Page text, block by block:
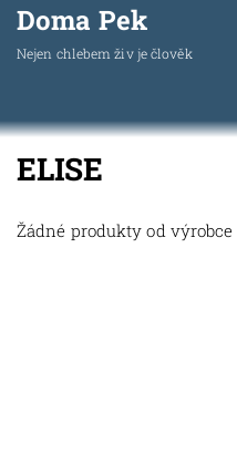
Doma Pek
Nejen chlebem živ je člověk
ELISE
Žádné produkty od výrobce